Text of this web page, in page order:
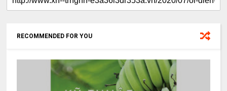
RECOMMENDED FOR YOU